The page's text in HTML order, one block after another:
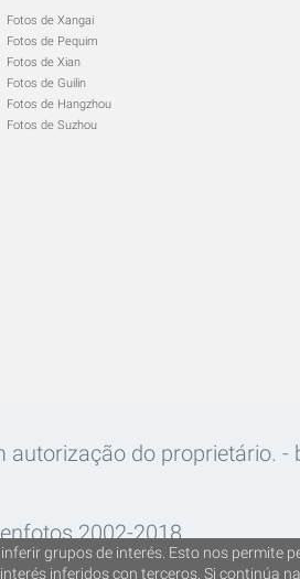
Fotos de Xangai
Fotos de Pequim
Fotos de Xian
Fotos de Guilin
Fotos de Hangzhou
Fotos de Suzhou
autorização do proprietário. -
2002-2018.
grupos de interés. Esto nos permite
inferidos con terceros. Si continúa